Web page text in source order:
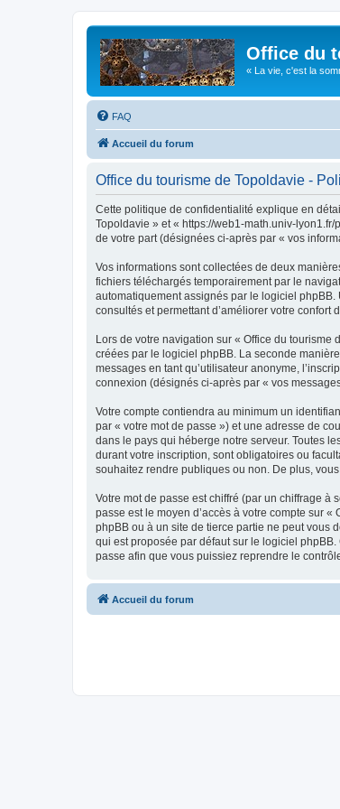
Office du
« La vie, c'est la
FAQ
Accueil du forum
Office du tourisme de Topoldavie -
Cette politique de confidentialité explique en
Topoldavie » et « https://web1-math.univ-
de votre part (désignées ci-après par « vos
Vos informations sont collectées de deux
fichiers téléchargés temporairement par le
automatiquement assignés par le logiciel
consultés et permettant d’améliorer votre confort
Lors de votre navigation sur « Office du
créées par le logiciel phpBB. La seconde
messages en tant qu’utilisateur anonyme,
connexion (désignés ci-après par « vos
Votre compte contiendra au minimum un
par « votre mot de passe ») et une adresse de
dans le pays qui héberge notre serveur. Toutes
durant votre inscription, sont obligatoires ou
souhaitez rendre publiques ou non. De plus,
Votre mot de passe est chiffré (par un chiffrage à
passe est le moyen d’accès à votre compte sur
phpBB ou à un site de tierce partie ne peut vous
qui est proposée par défaut sur le logiciel
passe afin que vous puissiez reprendre le
Accueil du forum